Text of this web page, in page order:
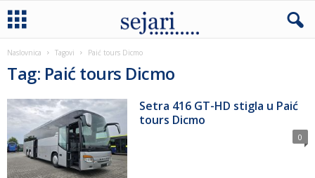
Naslovnica Tagovi Paić tours Dicmo
Tag: Paić tours Dicmo
Setra 416 GT-HD stigla u Paić
tours Dicmo
0